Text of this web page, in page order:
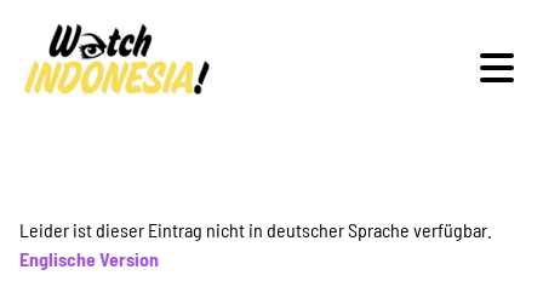
Schwerpunkte
Leider ist dieser Eintrag nicht in deutscher Sprache verfügbar.
Englische Version